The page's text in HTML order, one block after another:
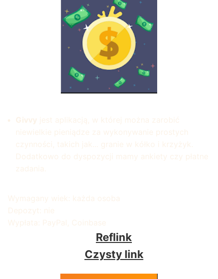
Givvy jest aplikacją, w której można zarobić
niewielkie pieniądze za wykonywanie prostych
czynności, takich jak... granie w kółko i krzyżyk.
Dodatkowo do dyspozycji mamy ankiety czy płatne
zadania.
Wymagany wiek: każda osoba
Depozyt: nie
Wypłata: PayPal, Coinbase
Reflink
Czysty link